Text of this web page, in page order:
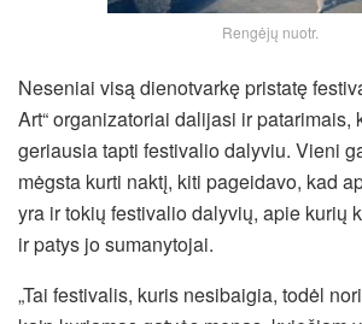
Rengėjų nuotr.
Neseniai visą dienotvarkę pristatę
Art“ organizatoriai dalijasi ir patarimais,
geriausia tapti festivalio dalyviu. Vieni
mėgsta kurti naktį, kiti pageidavo, kad
yra ir tokių festivalio dalyvių, apie kurių
ir patys jo sumanytojai.
„Tai festivalis, kuris nesibaigia, todėl